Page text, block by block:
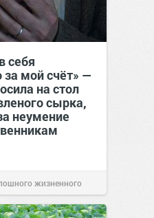
себя
мой счёт» —
на стол
сырка,
неумение
жизненного